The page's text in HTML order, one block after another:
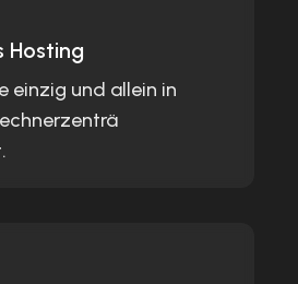
Hosting
einzig und allein in